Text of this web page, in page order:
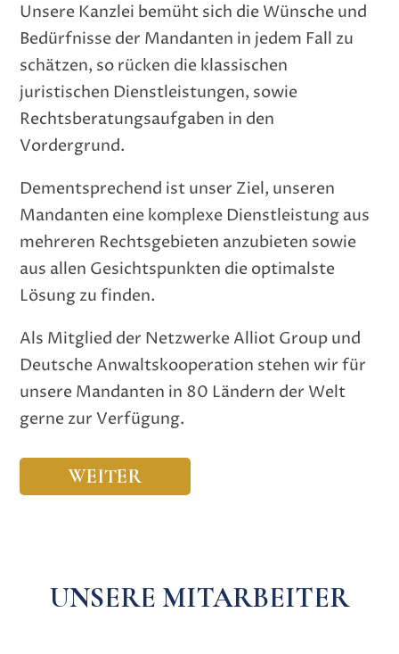
Unsere Kanzlei bemüht sich die Wünsche und
Bedürfnisse der Mandanten in jedem Fall zu
schätzen, so rücken die klassischen
juristischen Dienstleistungen, sowie
Rechtsberatungsaufgaben in den
Vordergrund.
Dementsprechend ist unser Ziel, unseren
Mandanten eine komplexe Dienstleistung aus
mehreren Rechtsgebieten anzubieten sowie
aus allen Gesichtspunkten die optimalste
Lösung zu finden.
Als Mitglied der Netzwerke Alliot Group und
Deutsche Anwaltskooperation stehen wir für
unsere Mandanten in 80 Ländern der Welt
gerne zur Verfügung.
WEITER
UNSERE MITARBEITER